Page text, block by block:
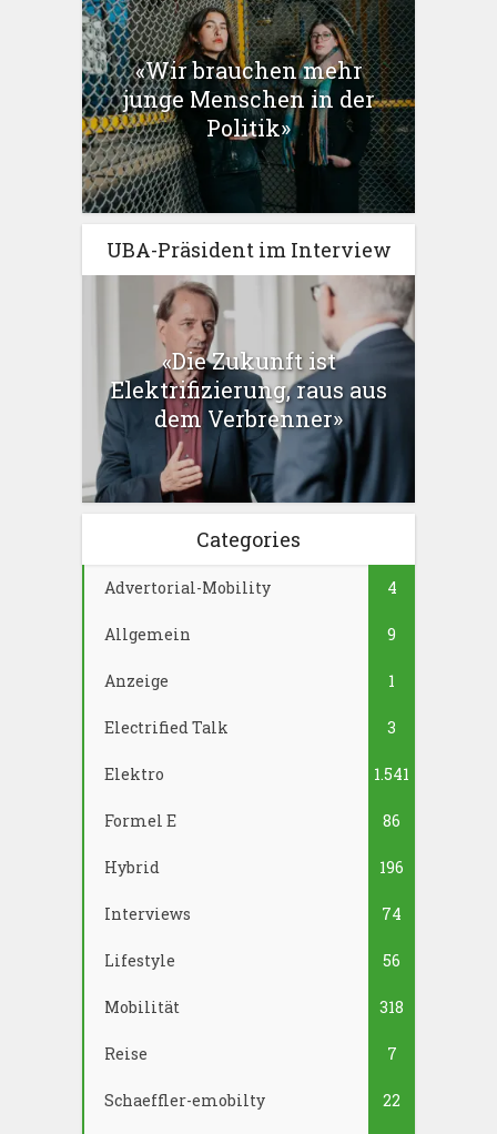
«Wir brauchen mehr
junge Menschen in der
Politik»
UBA-Präsident im Interview
«Die Zukunft ist
Elektrifizierung, raus aus
dem Verbrenner»
Categories
Advertorial-Mobility 4
Allgemein 9
Anzeige 1
Electrified Talk 3
Elektro 1.541
Formel E 86
Hybrid 196
Interviews 74
Lifestyle 56
Mobilität 318
Reise 7
Schaeffler-emobilty 22